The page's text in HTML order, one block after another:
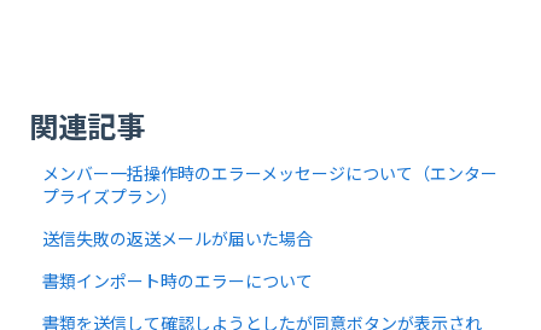
関連記事
メンバー一括操作時のエラーメッセージについて（エンター
プライズプラン）
送信失敗の返送メールが届いた場合
書類インポート時のエラーについて
書類を送信して確認しようとしたが同意ボタンが表示され